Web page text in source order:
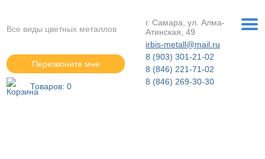
Все виды цветных металлов
г. Самара, ул. Алма-
Атинская, 49
irbis-metall@mail.ru
8 (903) 301-21-02
8 (846) 221-71-02
8 (846) 269-30-30
Перезвоните мне
Товаров:0